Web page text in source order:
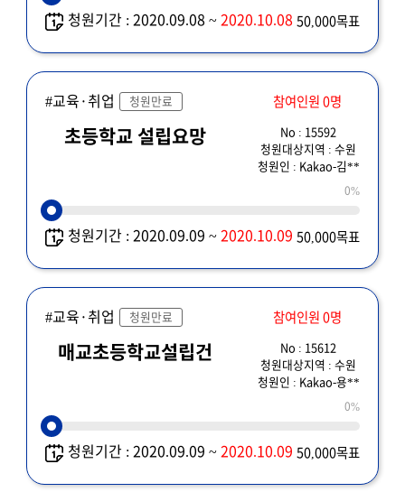
청원기간 : 2020.09.08 ~2020.10.08 50,000목표
#교육·취업 청원만료 참여인원 0명
초등학교 설립요망
No : 15592
청원대상지역 : 수원
청원인 : Kakao-김**
0%
청원기간 : 2020.09.09 ~2020.10.09 50,000목표
#교육·취업 청원만료 참여인원 0명
매교초등학교설립건
No : 15612
청원대상지역 : 수원
청원인 : Kakao-용**
0%
청원기간 : 2020.09.09 ~2020.10.09 50,000목표